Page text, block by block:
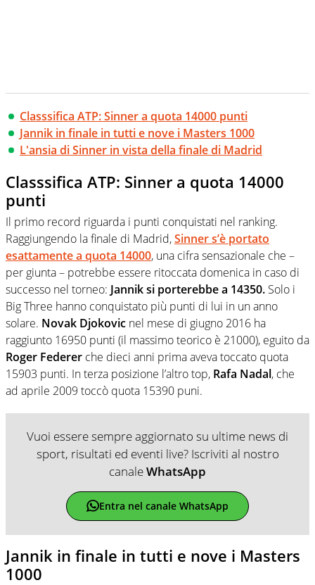
Classsifica ATP: Sinner a quota 14000 punti
Jannik in finale in tutti e nove i Masters 1000
L'ansia di Sinner in vista della finale di Madrid
Classsifica ATP: Sinner a quota 14000
punti
Il primo record riguarda i punti conquistati nel ranking.
Raggiungendo la finale di Madrid,Sinner s’è portato
esattamente a quota 14000, una cifra sensazionale che –
per giunta – potrebbe essere ritoccata domenica in caso di
successo nel torneo: Jannik si porterebbe a 14350. Solo i
Big Three hanno conquistato più punti di lui in un anno
solare. Novak Djokovic nel mese di giugno 2016 ha
raggiunto 16950 punti (il massimo teorico è 21000), eguito da
Roger Federer che dieci anni prima aveva toccato quota
15903 punti. In terza posizione l’altro top, Rafa Nadal, che
ad aprile 2009 toccò quota 15390 puni.
Vuoi essere sempre aggiornato su ultime news di
sport, risultati ed eventi live? Iscriviti al nostro
canaleWhatsApp
Entra nel canale WhatsApp
Jannik in finale in tutti e nove i Masters
1000